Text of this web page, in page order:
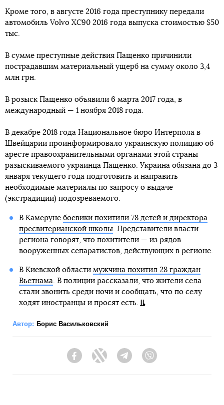
Кроме того, в августе 2016 года преступнику передали
автомобиль Volvo XC90 2016 года выпуска стоимостью $50
тыс.
В сумме преступные действия Пащенко причинили
пострадавшим материальный ущерб на сумму около 3,4
млн грн.
В розыск Пащенко объявили 6 марта 2017 года, в
международный — 1 ноября 2018 года.
В декабре 2018 года Национальное бюро Интерпола в
Швейцарии проинформировало украинскую полицию об
аресте правоохранительными органами этой страны
разыскиваемого украинца Пащенко. Украина обязана до 3
января текущего года подготовить и направить
необходимые материалы по запросу о выдаче
(экстрадиции) подозреваемого.
В Камеруне боевики похитили 78 детей и директора
пресвитерианской школы. Представители власти
региона говорят, что похитители — из рядов
вооруженных сепаратистов, действующих в регионе.
В Киевской области мужчина похитил 28 граждан
Вьетнама. В полиции рассказали, что жители села
стали звонить среди ночи и сообщать, что по селу
ходят иностранцы и просят есть.
Автор: Борис Васильковский
FacebookTwitter Telegram